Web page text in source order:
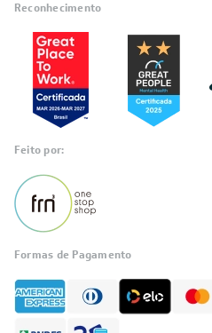
Reconhecimento
Feito por:
Formas de Pagamento